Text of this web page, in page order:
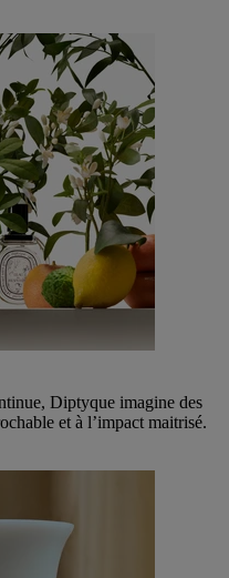
Diptyque imagine des
et à l’impact maitrisé.